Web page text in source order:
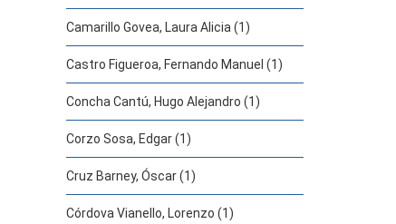
Camarillo Govea, Laura Alicia (1)
Castro Figueroa, Fernando Manuel (1)
Concha Cantú, Hugo Alejandro (1)
Corzo Sosa, Edgar (1)
Cruz Barney, Óscar (1)
Córdova Vianello, Lorenzo (1)